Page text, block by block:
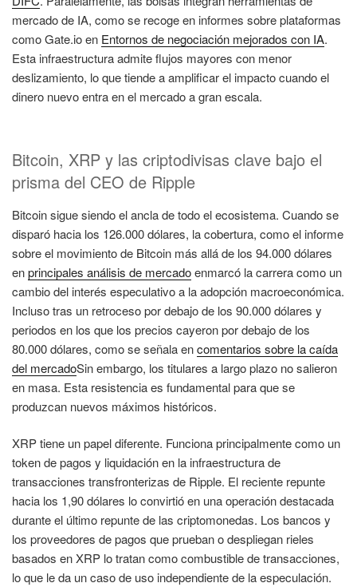
mercado de IA, como se recoge en informes sobre plataformas
como Gate.io en Entornos de negociación mejorados con IA.
Esta infraestructura admite flujos mayores con menor
deslizamiento, lo que tiende a amplificar el impacto cuando el
dinero nuevo entra en el mercado a gran escala.
Bitcoin, XRP y las criptodivisas clave bajo el
prisma del CEO de Ripple
Bitcoin sigue siendo el ancla de todo el ecosistema. Cuando se
disparó hacia los 126.000 dólares, la cobertura, como el informe
sobre el movimiento de Bitcoin más allá de los 94.000 dólares
enprincipales análisis de mercadoenmarcó la carrera como un
cambio del interés especulativo a la adopción macroeconómica.
Incluso tras un retroceso por debajo de los 90.000 dólares y
periodos en los que los precios cayeron por debajo de los
80.000 dólares, como se señala encomentarios sobre la caída
del mercadoSin embargo, los titulares a largo plazo no salieron
en masa. Esta resistencia es fundamental para que se
produzcan nuevos máximos históricos.
XRP tiene un papel diferente. Funciona principalmente como un
token de pagos y liquidación en la infraestructura de
transacciones transfronterizas de Ripple. El reciente repunte
hacia los 1,90 dólares lo convirtió en una operación destacada
durante el último repunte de las criptomonedas. Los bancos y
los proveedores de pagos que prueban o despliegan rieles
basados en XRP lo tratan como combustible de transacciones,
lo que le da un caso de uso independiente de la especulación.